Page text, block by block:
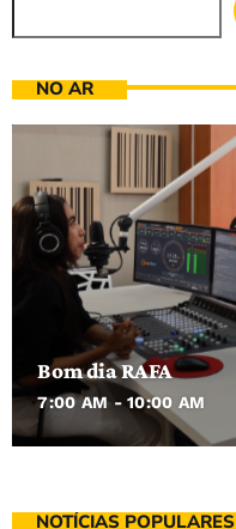
NO AR
Bom dia RAFA
7:00 AM - 10:00 AM
NOTÍCIAS POPULARES